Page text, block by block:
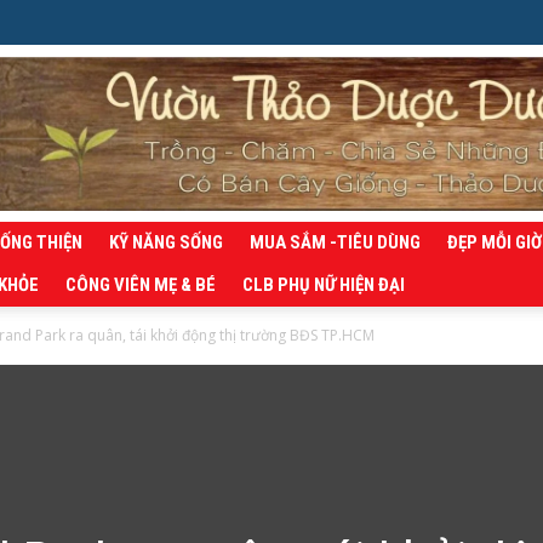
THIỆN KỸ NĂNG SỐNG MUA SẮM -TIÊU DÙNG
ĐẸP MỖI GIỜ
CÔNG VIÊN MẸ & BÉ CLB PHỤ NỮ HIỆN ĐẠI
Park ra quân, tái khởi động thị trường BĐS TP.HCM